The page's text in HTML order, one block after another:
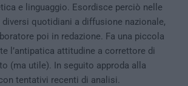
e linguaggio. Esordisce perciò nelle
quotidiani a diffusione nazionale,
poi in redazione. Fa una piccola
l’antipatica attitudine a correttore di
(ma utile). In seguito approda alla
tentativi recenti di analisi.